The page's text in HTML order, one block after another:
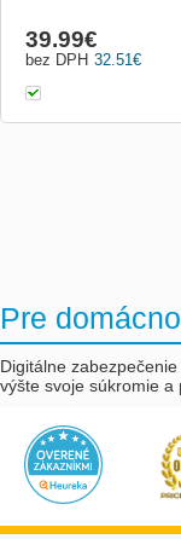
32.51€
bez DPH
39.99€
Pre
Digitálne
výšte svoje súkromie